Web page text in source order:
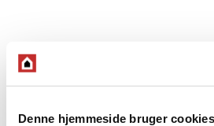
Denne hjemmeside bruger cookies